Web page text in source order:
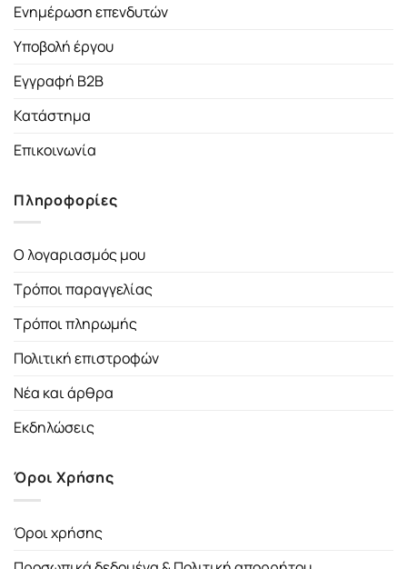
Ενημέρωση επενδυτών
Υποβολή έργου
Εγγραφή B2B
Κατάστημα
Επικοινωνία
Πληροφορίες
Ο λογαριασμός μου
Τρόποι παραγγελίας
Τρόποι πληρωμής
Πολιτική επιστροφών
Νέα και άρθρα
Εκδηλώσεις
Όροι Χρήσης
Όροι χρήσης